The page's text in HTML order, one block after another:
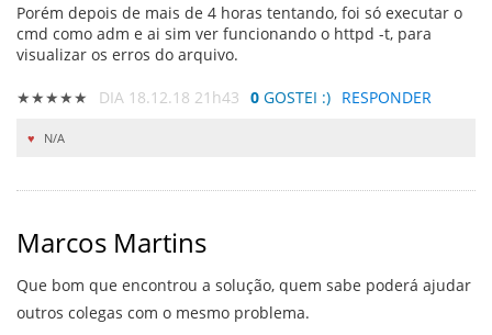
Porém depois de mais de 4 horas tentando, foi só executar o
cmd como adm e ai sim ver funcionando o httpd -t, para
visualizar os erros do arquivo.
★★★★★ DIA 18.12.18 21h43 0 GOSTEI :) RESPONDER
N/A
Marcos Martins
Que bom que encontrou a solução, quem sabe poderá ajudar
outros colegas com o mesmo problema.